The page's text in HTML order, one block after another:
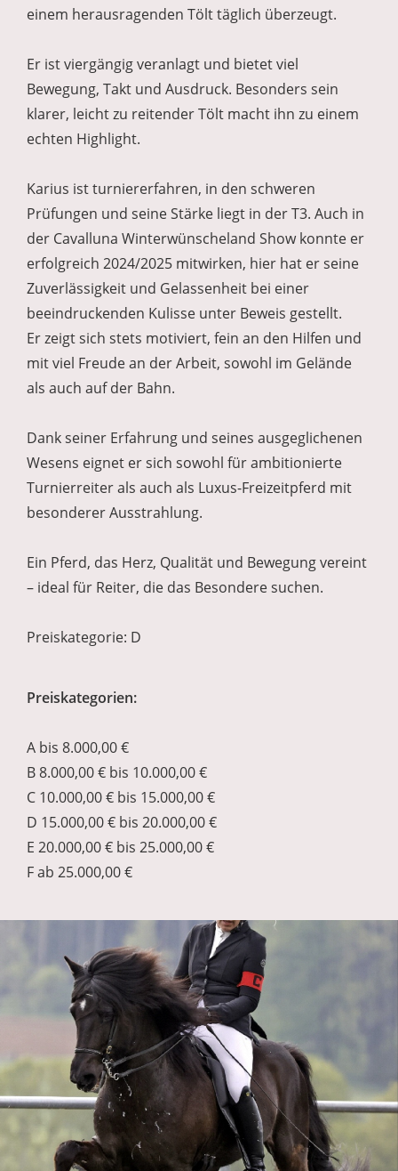
einem herausragenden Tölt täglich überzeugt.
Er ist viergängig veranlagt und bietet viel
Bewegung, Takt und Ausdruck. Besonders sein
klarer, leicht zu reitender Tölt macht ihn zu einem
echten Highlight.
Karius ist turniererfahren, in den schweren
Prüfungen und seine Stärke liegt in der T3. Auch in
der Cavalluna Winterwünscheland Show konnte er
erfolgreich 2024/2025 mitwirken, hier hat er seine
Zuverlässigkeit und Gelassenheit bei einer
beeindruckenden Kulisse unter Beweis gestellt.
Er zeigt sich stets motiviert, fein an den Hilfen und
mit viel Freude an der Arbeit, sowohl im Gelände
als auch auf der Bahn.
Dank seiner Erfahrung und seines ausgeglichenen
Wesens eignet er sich sowohl für ambitionierte
Turnierreiter als auch als Luxus-Freizeitpferd mit
besonderer Ausstrahlung.
Ein Pferd, das Herz, Qualität und Bewegung vereint
– ideal für Reiter, die das Besondere suchen.
Preiskategorie: D
Preiskategorien:
A bis 8.000,00 €
B 8.000,00 € bis 10.000,00 €
C 10.000,00 € bis 15.000,00 €
D 15.000,00 € bis 20.000,00 €
E 20.000,00 € bis 25.000,00 €
F ab 25.000,00 €